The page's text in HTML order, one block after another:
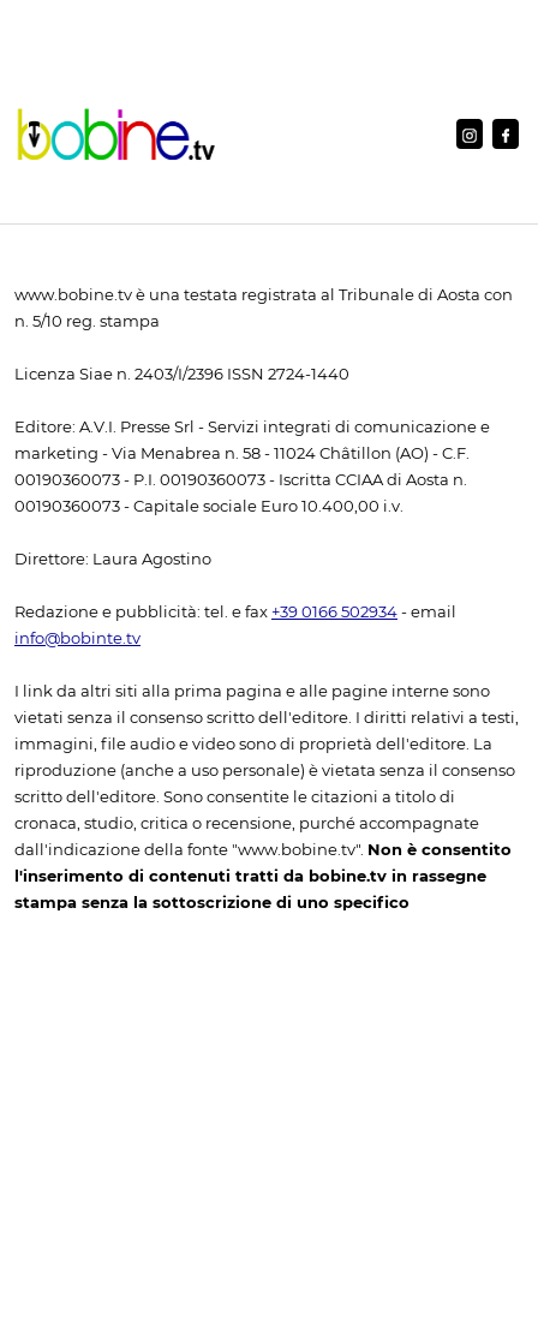
www.bobine.tv è una testata registrata al Tribunale di Aosta con
n. 5/10 reg. stampa
Licenza Siae n. 2403/I/2396 ISSN 2724-1440
Editore: A.V.I. Presse Srl - Servizi integrati di comunicazione e
marketing - Via Menabrea n. 58 - 11024 Châtillon (AO) - C.F.
00190360073 - P.I. 00190360073 - Iscritta CCIAA di Aosta n.
00190360073 - Capitale sociale Euro 10.400,00 i.v.
Direttore: Laura Agostino
Redazione e pubblicità: tel. e fax +39 0166 502934 - email
info@bobinte.tv
I link da altri siti alla prima pagina e alle pagine interne sono
vietati senza il consenso scritto dell'editore. I diritti relativi a testi,
immagini, file audio e video sono di proprietà dell'editore. La
riproduzione (anche a uso personale) è vietata senza il consenso
scritto dell'editore. Sono consentite le citazioni a titolo di
cronaca, studio, critica o recensione, purché accompagnate
dall'indicazione della fonte "www.bobine.tv". Non è consentito
l'inserimento di contenuti tratti da bobine.tv in rassegne
stampa senza la sottoscrizione di uno specifico